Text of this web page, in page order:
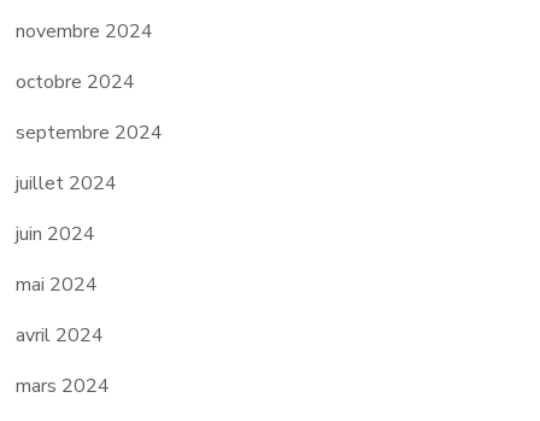
novembre 2024
octobre 2024
septembre 2024
juillet 2024
juin 2024
mai 2024
avril 2024
mars 2024